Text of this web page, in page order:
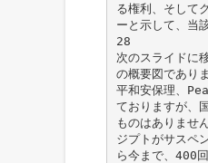
る権利、そして
ーと示して、当
28
次のスライドに
の概要図であり
平和安保理、
ておりますが、
ものはありませ
ジプトがサスペ
ら今まで、400